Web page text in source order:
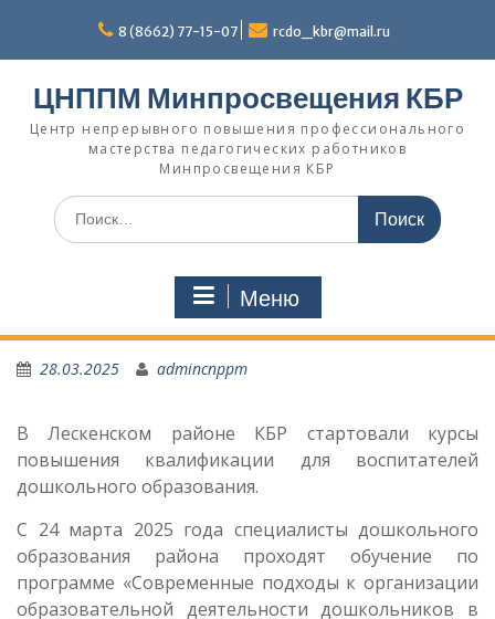
содержимому
8 (8662) 77-15-07 rcdo_kbr@mail.ru
ЦНППМ Минпросвещения КБР
Центр непрерывного повышения профессионального
мастерства педагогических работников
Минпросвещения КБР
Искать:
Меню
28.03.2025 admincnppm
В Лескенском районе КБР стартовали курсы
повышения квалификации для воспитателей
дошкольного образования.
С 24 марта 2025 года специалисты дошкольного
образования района проходят обучение по
программе «Современные подходы к организации
образовательной деятельности дошкольников в